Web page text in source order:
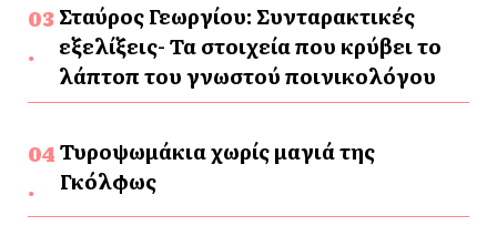
Σταύρος Γεωργίου: Συνταρακτικές
εξελίξεις- Τα στοιχεία που κρύβει το
λάπτοπ του γνωστού ποινικολόγου
Τυροψωμάκια χωρίς μαγιά της
Γκόλφως